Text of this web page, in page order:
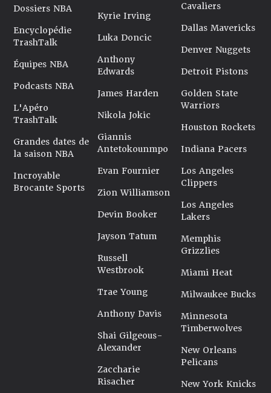
Dossiers NBA
Encyclopédie
TrashTalk
Équipes NBA
Podcasts NBA
L'Apéro
TrashTalk
Grandes dates de
la saison NBA
Incroyable
Brocante Sports
Kyrie Irving
Luka Doncic
Anthony
Edwards
James Harden
Nikola Jokic
Giannis
Antetokounmpo
Evan Fournier
Zion Williamson
Devin Booker
Jayson Tatum
Russell
Westbrook
Trae Young
Anthony Davis
Shai Gilgeous-
Alexander
Zaccharie
Risacher
Cavaliers
Dallas Mavericks
Denver Nuggets
Detroit Pistons
Golden State
Warriors
Houston Rockets
Indiana Pacers
Los Angeles
Clippers
Los Angeles
Lakers
Memphis
Grizzlies
Miami Heat
Milwaukee Bucks
Minnesota
Timberwolves
New Orleans
Pelicans
New York Knicks